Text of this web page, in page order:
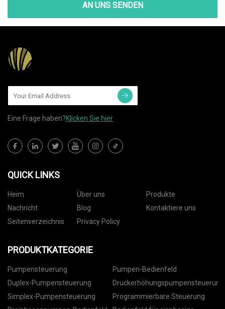
AN UNS SENDEN
Eine Frage haben?Klicken Sie hier
QUICK LINKS
Heim Über uns
Produkte
Nachricht
Blog
Kontaktiere uns
Seitenverzeichnis
Privacy Policy
PRODUKTKATEGORIE
Pumpensteuerung
Pumpen-Bedienfeld
Duplex-Pumpensteuerung
Druckerhöhungspumpensteuerung
Simplex-Pumpensteuerung
Programmierbare Steuerung